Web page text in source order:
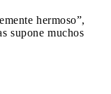
hermoso”,
supone muchos